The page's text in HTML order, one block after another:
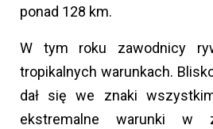
ponad 128 km.
W tym roku zawodnicy
tropikalnych warunkach.
dał się we znaki
ekstremalne warunki w